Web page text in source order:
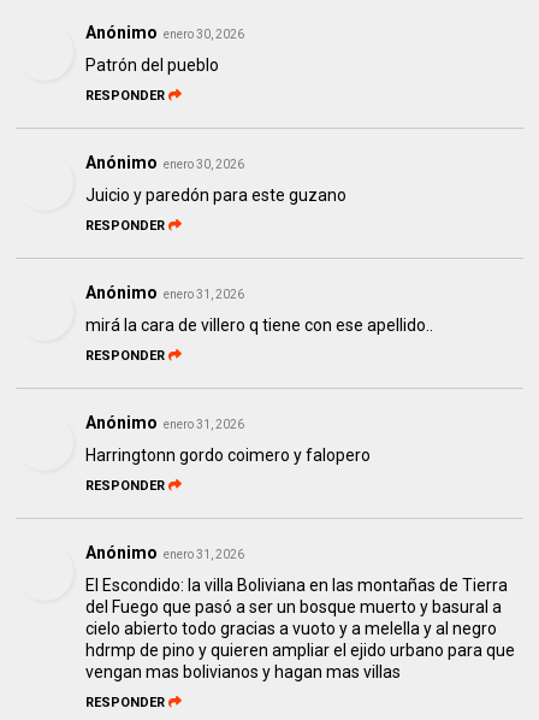
Anónimo enero 30, 2026
Patrón del pueblo
RESPONDER
Anónimo enero 30, 2026
Juicio y paredón para este guzano
RESPONDER
Anónimo enero 31, 2026
mirá la cara de villero q tiene con ese apellido..
RESPONDER
Anónimo enero 31, 2026
Harringtonn gordo coimero y falopero
RESPONDER
Anónimo enero 31, 2026
El Escondido: la villa Boliviana en las montañas de Tierra
del Fuego que pasó a ser un bosque muerto y basural a
cielo abierto todo gracias a vuoto y a melella y al negro
hdrmp de pino y quieren ampliar el ejido urbano para que
vengan mas bolivianos y hagan mas villas
RESPONDER